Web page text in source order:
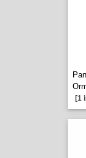
[1